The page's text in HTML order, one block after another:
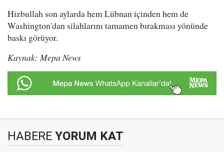
Hizbullah son aylarda hem Lübnan içinden hem de
Washington'dan silahlarını tamamen bırakması yönünde
baskı görüyor.
Kaynak: Mepa News
HABERE YORUM KAT